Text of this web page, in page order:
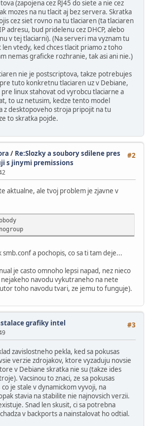
(zapojena cez RJ45 do siete a nie cez
mozes na nu tlacit aj bez servera. Skratka
cez siet rovno na tu tlaciaren (ta tlaciaren
adresu, bud pridelenu cez DHCP, alebo
v tej tlaciarni). (Na serveri ma vyznam tu
vtedy, ked chces tlacit priamo z toho
nemas graficke rozhranie, tak asi ani nie.)
nie je postscriptova, takze potrebujes
tuto konkretnu tlaciaren uz v Debiane,
linux stahovat od vyrobcu tlaciarne a
to uz netusim, kedze tento model
z desktopoveho stroja pripojit na tu
to skratka pojde.
#2
/ Re:Slozky a soubory sdilene pres
s jinymi premissions
aktualne, ale tvoj problem je zjavne v
smb.conf a pochopis, co sa ti tam deje...
je casto omnoho lepsi napad, nez nieco
navodu vykutraneho na nete
toho navodu tvari, ze jemu to funguje).
#3
grafiky intel
zavislostneho pekla, ked sa pokusas
verzie zdrojakov, ktore vyzaduju novsie
v Debiane skratka nie su (takze ides
Vacsinou to znaci, ze sa pokusas
je stale v dynamickom vyvoji, na
stavia na stabilite nie najnovsich verzii.
Snad len skusit, ci sa potrebna
v backports a nainstalovat ho odtial.